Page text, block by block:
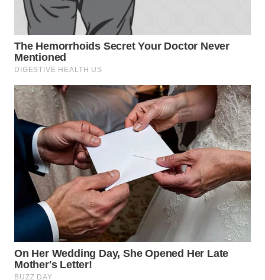
WN
BOGOR
WN
DEPOK
WN
TAPANULI
UTARA
WN
SAMOSIR
WN
PADANG
LAWAS
WN
SUMEDANG